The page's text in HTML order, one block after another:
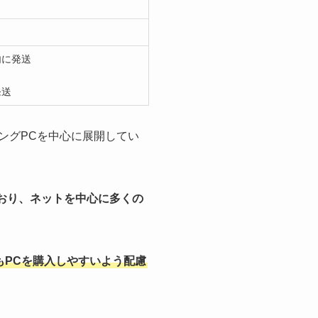
発送
グPCを中心に展開してい
り、ネットを中心に多くの
を購入しやすいよう配慮